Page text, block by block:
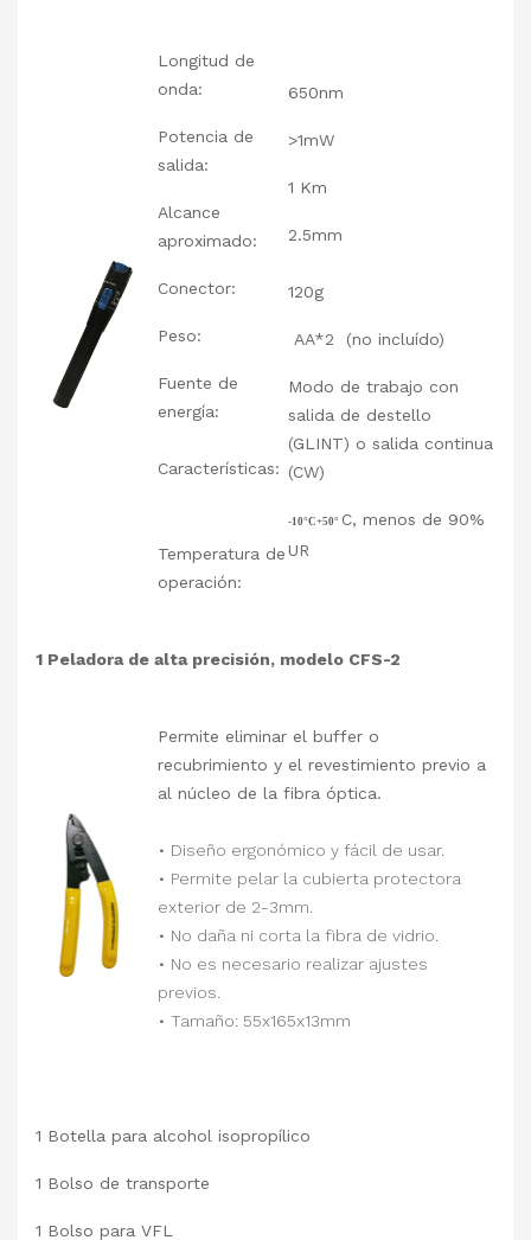
Longitud de
onda:
Potencia de
salida:
Alcance
aproximado:
Conector:
Peso:
Fuente de
energía:
Características:
Temperatura de
operación:
650nm
>1mW
1 Km
2.5mm
120g
AA*2 (no incluído)
Modo de trabajo con
salida de destello
(GLINT) o salida continua
(CW)
-10°C+50° C, menos de 90%
UR
1 Peladora de alta precisión, modelo CFS-2
Permite eliminar el buffer o
recubrimiento y el revestimiento previo a
al núcleo de la fibra óptica.
• Diseño ergonómico y fácil de usar.
• Permite pelar la cubierta protectora
exterior de 2-3mm.
• No daña ni corta la fibra de vidrio.
• No es necesario realizar ajustes
previos.
• Tamaño: 55x165x13mm
1 Botella para alcohol isopropílico
1 Bolso de transporte
1 Bolso para VFL